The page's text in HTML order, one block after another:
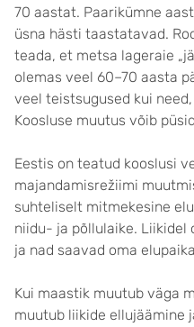
70 aastat. Paarikümne
üsna hästi taastatavad.
teada, et metsa lageraie
olemas veel 60–70 aasta
veel teistsugused kui
Koosluse muutus võib
Eestis on teatud kooslusi
majandamisrežiimi
suhteliselt mitmekesine
niidu- ja põllulaike. Liikidel
ja nad saavad oma
Kui maastik muutub väga
muutub liikide ellujäämine